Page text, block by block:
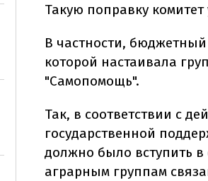
Такую поправку
В частности,
которой настаивала
"Самопомощь".
Так, в соответствии с
государственной
должно было вступить в
аграрным группам